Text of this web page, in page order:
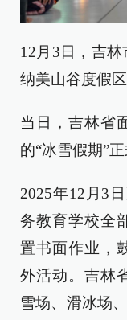
12月3日，吉
纳美山谷度假
当日，吉林省
的“冰雪假期”正
2025年12月3
务教育学校全
置书面作业，
外活动。吉林
雪场、滑冰场